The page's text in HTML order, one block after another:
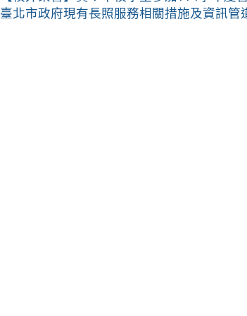
臺北市政府現有長照服務相關措施及資訊管